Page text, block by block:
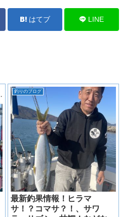
はてブ LINE
釣りのブログ
最新釣果情報！ヒラマ
サ！？コマサ？！、サワ